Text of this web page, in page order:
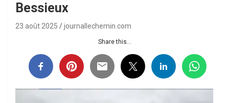
Bessieux
23 août 2025 journallechemin.com
Share this...